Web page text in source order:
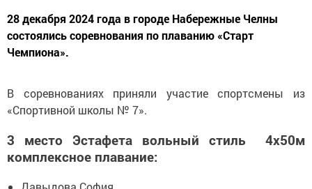
28 декабря 2024 года в городе Набережные Челны
состоялись соревнования по плаванию «Старт
Чемпиона».
В соревнованиях приняли участие спортсмены из
«Спортивной школы № 7».
3 место Эстафета вольный стиль 4х50м
комплексное плавание: